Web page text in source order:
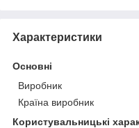
Характеристики
Основні
Виробник
Країна виробник
Користувальницькі